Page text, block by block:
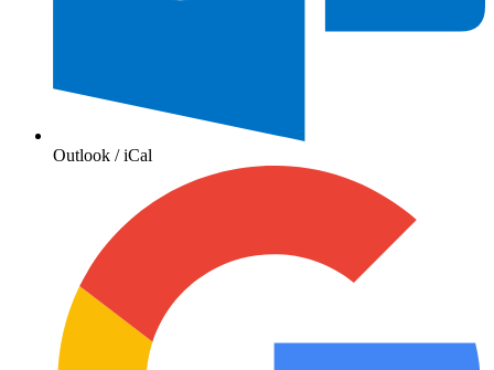
Outlook / iCal